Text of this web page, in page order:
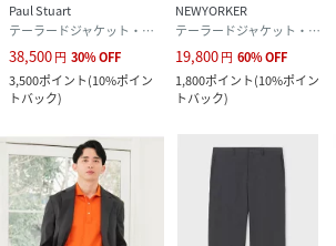
Paul Stuart
テーラードジャケット・ブレザー
38,500円 30%OFF
3,500ポイント(10%ポイン
トバック)
NEWYORKER
テーラードジャケット・ブレザー
19,800円 60%OFF
1,800ポイント(10%ポイン
トバック)